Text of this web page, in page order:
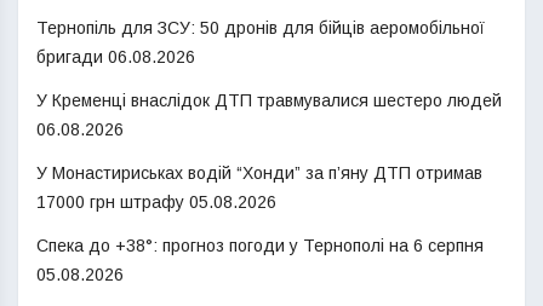
Тернопіль для ЗСУ: 50 дронів для бійців аеромобільної
бригади 06.08.2026
У Кременці внаслідок ДТП травмувалися шестеро людей
06.08.2026
У Монастириськах водій “Хонди” за п’яну ДТП отримав
17000 грн штрафу 05.08.2026
Спека до +38°: прогноз погоди у Тернополі на 6 серпня
05.08.2026